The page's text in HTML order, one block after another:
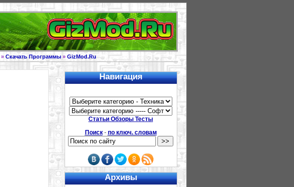
» Скачать Программы » GizMod.Ru
Навигация
Статьи Обзоры Тесты
Поиск- по ключ. словам
Архивы